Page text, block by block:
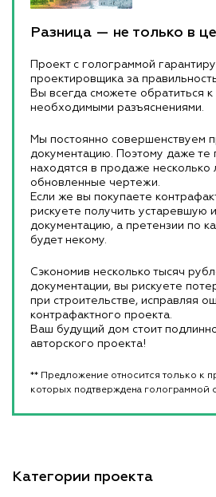
Разница — не только в
Проект с голограммой
проектировщика за
Вы всегда сможете обратиться
необходимыми разъяснениями.
Мы постоянно совершенствуем
документацию. Поэтому даже те
находятся в продаже несколько
обновленные чертежи.
Если же вы покупаете
рискуете получить устаревшую
документацию, а претензии по
будет некому.
Сэкономив несколько тысяч
документации, вы рискуете
при строительстве, исправляя
контрафактного проекта.
Ваш будущий дом стоит
авторского проекта!
** Предложение относится только к
которых подтверждена голограммой
Категории проекта